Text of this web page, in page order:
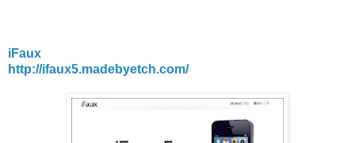
iFaux
http://ifaux5.madebyetch.com/